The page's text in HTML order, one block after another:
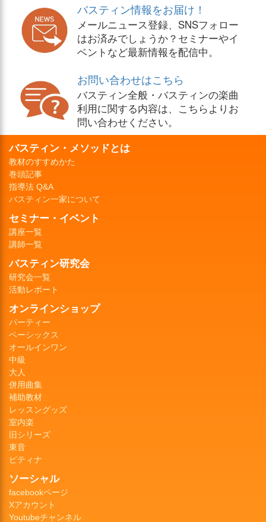
バスティン情報をお届け！
メールニュース登録、SNSフォロー
はお済みでしょうか？セミナーやイ
ベントなど最新情報を配信中。
お問い合わせはこちら
バスティン全般・バスティンの楽曲
利用に関する内容は、こちらよりお
問い合わせください。
バスティン・メソッドとは
教材のすすめかた
巻頭記事
指導法 Q&A
バスティン一家について
セミナー・イベント
講座一覧
講師一覧
バスティン研究会
研究会一覧
活動レポート
オンラインショップ
パーティー
ベーシックス
オールインワン
中級
大人
併用曲集
補助教材
レッスングッズ
室内楽
旧シリーズ
東音
ピティナ
ソーシャル
facebookページ
Xアカウント
Youtubeチャンネル